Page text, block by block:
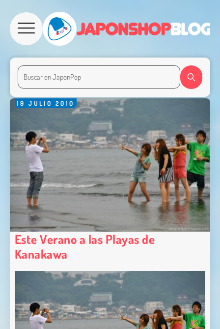
19 JULIO 2010
Este Verano a las Playas de
Kanakawa